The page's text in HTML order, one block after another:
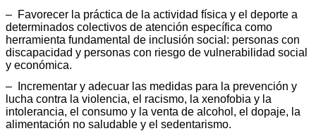
– Favorecer la práctica de la actividad física y el deporte a
determinados colectivos de atención específica como
herramienta fundamental de inclusión social: personas con
discapacidad y personas con riesgo de vulnerabilidad social
y económica.
– Incrementar y adecuar las medidas para la prevención y
lucha contra la violencia, el racismo, la xenofobia y la
intolerancia, el consumo y la venta de alcohol, el dopaje, la
alimentación no saludable y el sedentarismo.